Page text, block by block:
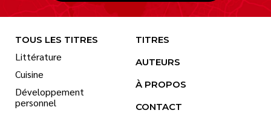
TOUS LES TITRES
Littérature
Cuisine
Développement
personnel
TITRES
AUTEURS
À PROPOS
CONTACT